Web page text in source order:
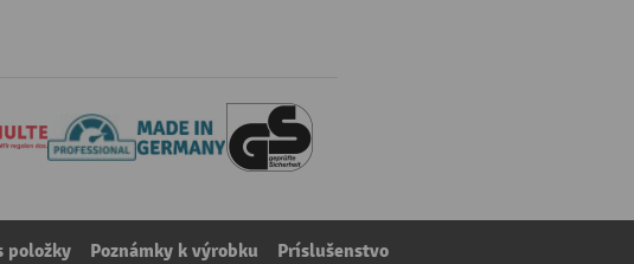
položky Poznámky k výrobku Príslušenstvo